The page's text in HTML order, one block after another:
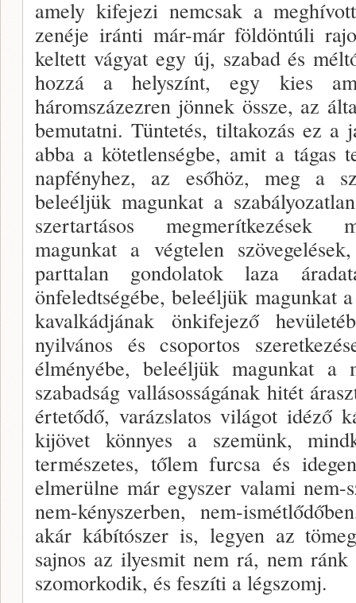
amely kifejezi nemcsak a
zenéje iránti már-már földöntúli
keltett vágyat egy új, szabad és
hozzá a helyszínt, egy kies
háromszázezren jönnek össze, az
bemutatni. Tüntetés, tiltakozás ez a
abba a kötetlenségbe, amit a tágas
napfényhez, az esőhöz, meg a
beleéljük magunkat a
szertartásos megmerítkezések
magunkat a végtelen
parttalan gondolatok laza
önfeledtségébe, beleéljük magunkat
kavalkádjának önkifejező
nyilvános és csoportos
élményébe, beleéljük magunkat a
szabadság vallásosságának hitét
értetődő, varázslatos világot idéző
kijövet könnyes a szemünk,
természetes, tőlem furcsa és
elmerülne már egyszer valami nem-
nem-kényszerben, nem-
akár kábítószer is, legyen az
sajnos az ilyesmit nem rá, nem
szomorkodik, és feszíti a légszomj.